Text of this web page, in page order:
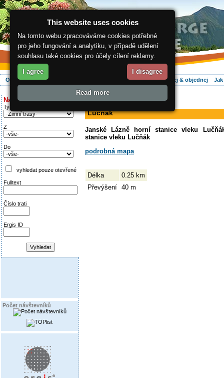
O regionu Aktivně Ubytování Hledej & objednej
Najděte si:
Typ trati
Z
Do
vyhledat pouze otevřené
Fulltext
Číslo trati
Ergis ID
Počet návštevníků
ergis.cz>
Lučňák
Janské Lázně horní stanice vleku
stanice vleku Lučňák
podrobná mapa
Délka
0.25 km
Převýšení 40 m
This website uses cookies
Na tomto webu zpracováváme cookies potřebné
pro jeho fungování a analytiku, v případě udělení
souhlasu také cookies pro účely cílení reklamy.
I agree I disagree
Read more